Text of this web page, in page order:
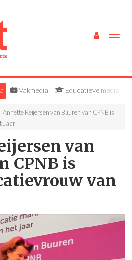
Vakmedia Educatieve media
Annette Reijersen van Buuren van CPNB is
Jaar
van
CPNB is
van